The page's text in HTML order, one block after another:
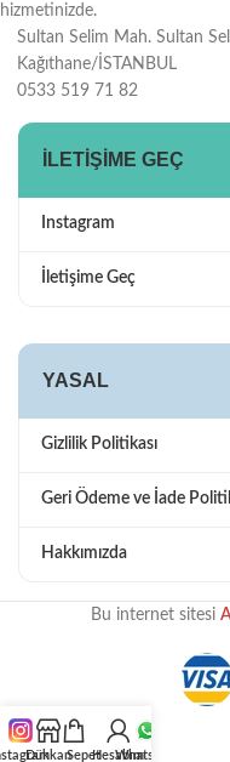
hizmetinizde.
Sultan Selim Mah. Sultan
Kağıthane/İSTANBUL
0533 519 71 82
İLETIŞIME GEÇ
Instagram
İletişime Geç
YASAL
Gizlilik Politikası
Geri Ödeme ve İade
Hakkımızda
Bu internet sitesi
DükkanSepetHesabım
WhatsApp